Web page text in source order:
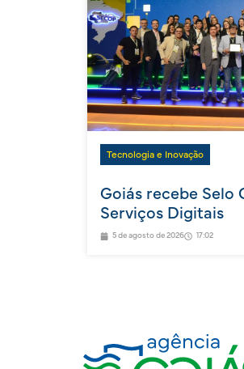
Tecnologia e Inovação
Goiás recebe Selo
Serviços Digitais
5 de agosto de 2026 17:02